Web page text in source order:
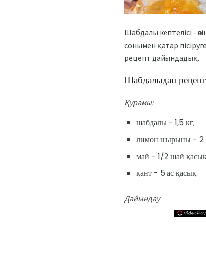
Шабдалы кептелісі -
сонымен қатар
рецепт дайындадық.
Шабдалыдан
Құрамы:
шабдалы - 1,5 кг;
лимон шырыны - 2
май - 1/2 шай
қант - 5 ас қасық.
Дайындау